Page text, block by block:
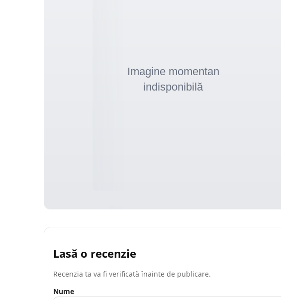
Lasă o recenzie
Recenzia ta va fi verificată înainte de publicare.
Nume